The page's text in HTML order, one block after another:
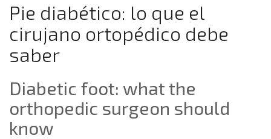
Pie diabético: lo que el
cirujano ortopédico debe
saber
Diabetic foot: what the
orthopedic surgeon should
know